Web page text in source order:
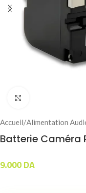
Accueil/Alimentation
Batterie Caméra
9.000DA